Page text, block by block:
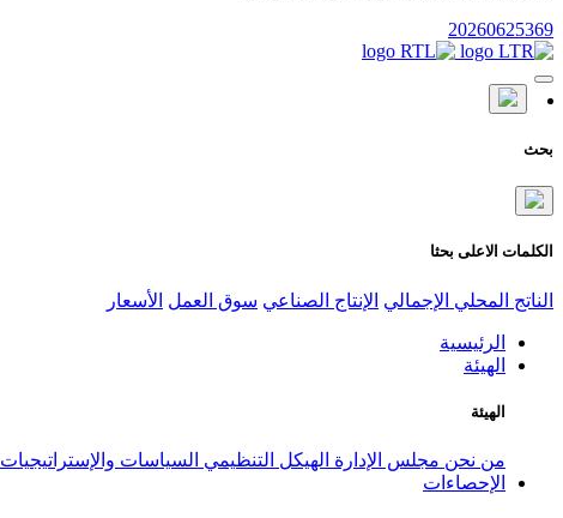
20260625369
بحث
الكلمات الاعلى بحثا
الناتج المحلي الإجمالي الإنتاج الصناعي سوق العمل الأسعار
الرئيسية
الهيئة
الهيئة
من نحن مجلس الإدارة الهيكل التنظيمي السياسات والإستراتيجيات
الإحصاءات